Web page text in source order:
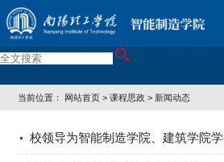
当前位置： 网站首页 >课程思政 > 新闻动态
校领导为智能制造学院、建筑学院